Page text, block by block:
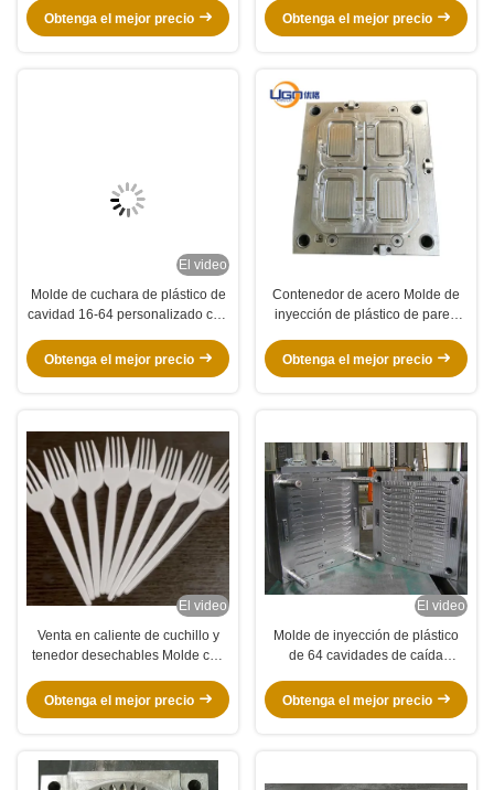
delgada
Obtenga el mejor precio
delgada con tamaño
personalizado
Obtenga el mejor precio
El video
Molde de cuchara de plástico de
cavidad 16-64 personalizado con
caliente / frío y acero S136 para
producción de alta velocidad
Obtenga el mejor precio
Contenedor de acero Molde de
inyección de plástico de pared
para alimentos
Obtenga el mejor precio
El video
Venta en caliente de cuchillo y
tenedor desechables Molde con
para PP/PS
Obtenga el mejor precio
El video
Molde de inyección de plástico
de 64 cavidades de caída
cuchara/cuchillo/tenedor de PP
PS
Obtenga el mejor precio